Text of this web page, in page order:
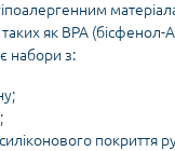
як BPA (бісфенол-
набори з:
покриття